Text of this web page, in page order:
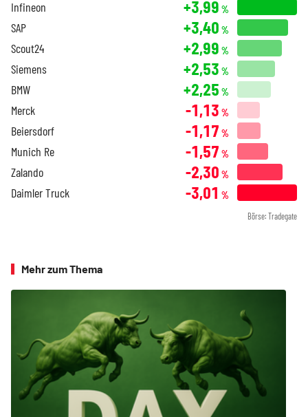
Infineon +3,99 %
SAP +3,40 %
Scout24 +2,99 %
Siemens +2,53 %
BMW +2,25 %
Merck -1,13 %
Beiersdorf -1,17 %
Munich Re -1,57 %
Zalando -2,30 %
Daimler Truck -3,01 %
Börse: Tradegate
Mehr zum Thema